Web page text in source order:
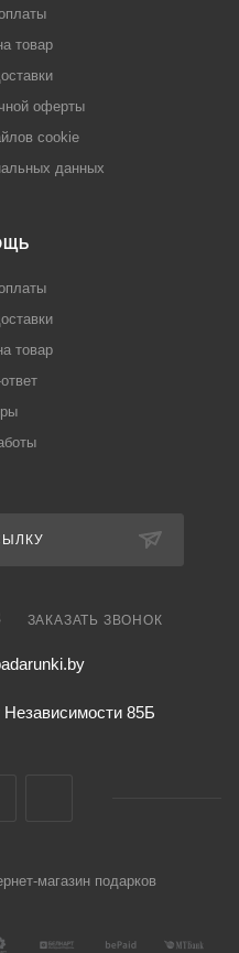
товар
оферты
cookie
данных
товар
ЗАКАЗАТЬ ЗВОНОК
Независимости 85Б
магазин подарков